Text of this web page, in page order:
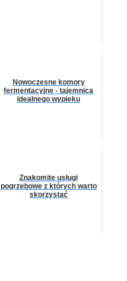
Nowoczesne komory
fermentacyjne - tajemnica
idealnego wypieku
Znakomite usługi
pogrzebowe z których warto
skorzystać